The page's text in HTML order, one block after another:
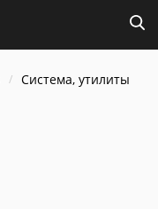
Система, утилиты